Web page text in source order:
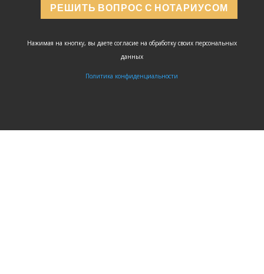
РЕШИТЬ ВОПРОС С НОТАРИУСОМ
Нажимая на кнопку, вы даете согласие на обработку своих персональных
данных
Политика конфиденциальности